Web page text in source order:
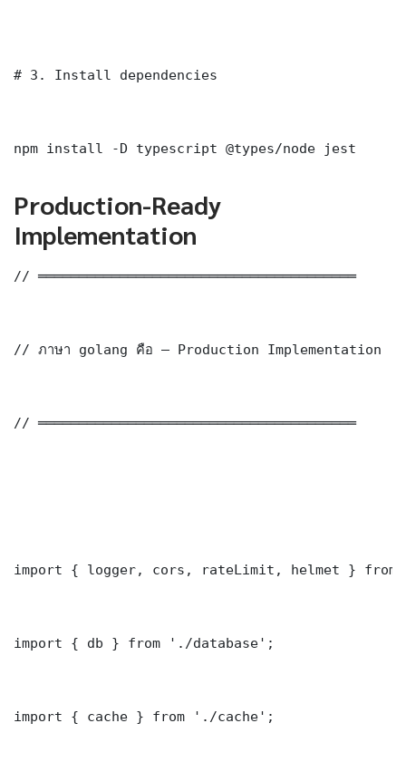
# 3. Install dependencies
npm install -D typescript @types/node jest
Production-Ready
Implementation
// ═══════════════════════════════════════
// ภาษา golang คือ — Production Implementation
// ═══════════════════════════════════════
import { logger, cors, rateLimit, helmet } from
import { db } from './database';
import { cache } from './cache';